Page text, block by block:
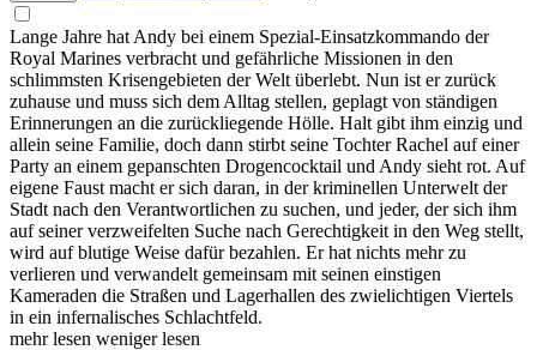
Lange Jahre hat Andy bei einem Spezial-Einsatzkommando der
Royal Marines verbracht und gefährliche Missionen in den
schlimmsten Krisengebieten der Welt überlebt. Nun ist er zurück
zuhause und muss sich dem Alltag stellen, geplagt von ständigen
Erinnerungen an die zurückliegende Hölle. Halt gibt ihm einzig und
allein seine Familie, doch dann stirbt seine Tochter Rachel auf einer
Party an einem gepanschten Drogencocktail und Andy sieht rot. Auf
eigene Faust macht er sich daran, in der kriminellen Unterwelt der
Stadt nach den Verantwortlichen zu suchen, und jeder, der sich ihm
auf seiner verzweifelten Suche nach Gerechtigkeit in den Weg stellt,
wird auf blutige Weise dafür bezahlen. Er hat nichts mehr zu
verlieren und verwandelt gemeinsam mit seinen einstigen
Kameraden die Straßen und Lagerhallen des zwielichtigen Viertels
in ein infernalisches Schlachtfeld.
mehr lesen weniger lesen